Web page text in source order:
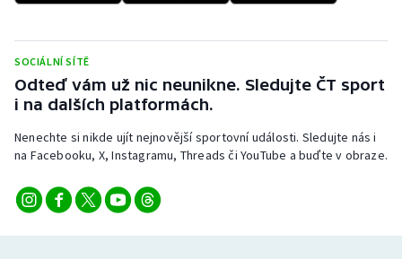
Veslování
Vodní slalom
Volejbal
Ostatní
SOCIÁLNÍ SÍTĚ
Odteď vám už nic neunikne. Sledujte ČT sport
i na dalších platformách.
Nenechte si nikde ujít nejnovější sportovní události. Sledujte nás i
na Facebooku, X, Instagramu, Threads či YouTube a buďte v obraze.